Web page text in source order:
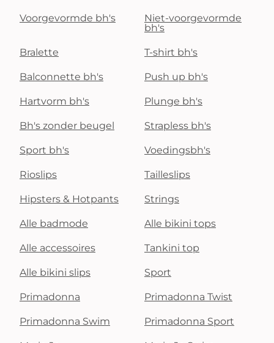
Voorgevormde bh's
Niet-voorgevormde
bh's
Bralette T-shirt bh's
Balconnette bh's Push up bh's
Hartvorm bh's Plunge bh's
Bh's zonder beugel Strapless bh's
Sport bh's Voedingsbh's
Rioslips Tailleslips
Hipsters & Hotpants Strings
Alle badmode Alle bikini tops
Alle accessoires Tankini top
Alle bikini slips Sport
Primadonna Primadonna Twist
Primadonna Swim Primadonna Sport